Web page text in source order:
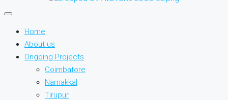
Home
About us
Ongoing Projects
Coimbatore
Namakkal
Tirupur